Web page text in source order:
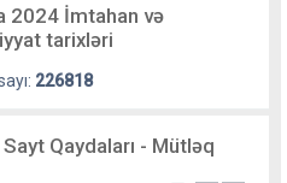
2024 İmtahan və
tarixləri
226818
Qaydaları - Mütləq